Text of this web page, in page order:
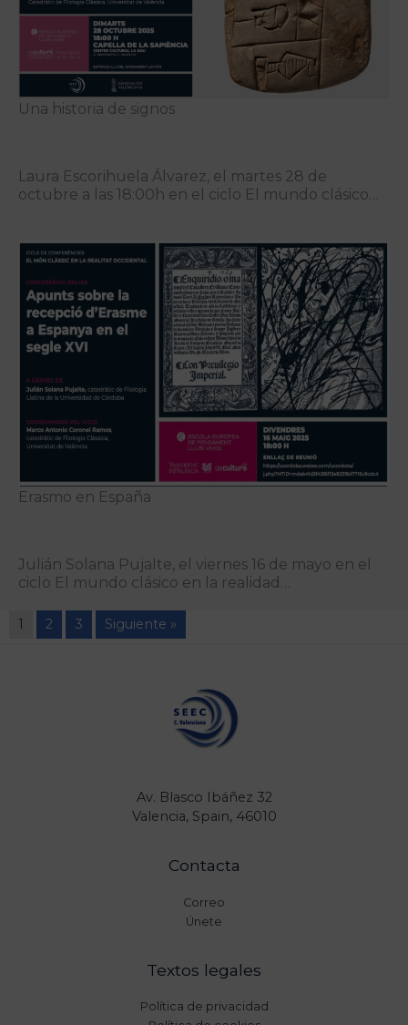
Una historia de signos
Laura Escorihuela Álvarez, el martes 28 de
octubre a las 18:00h en el ciclo El mundo clásico…
Erasmo en España
Julián Solana Pujalte, el viernes 16 de mayo en el
ciclo El mundo clásico en la realidad…
1 2 3 Siguiente »
Av. Blasco Ibáñez 32
Valencia, Spain, 46010
Contacta
Correo
Únete
Textos legales
Política de privacidad